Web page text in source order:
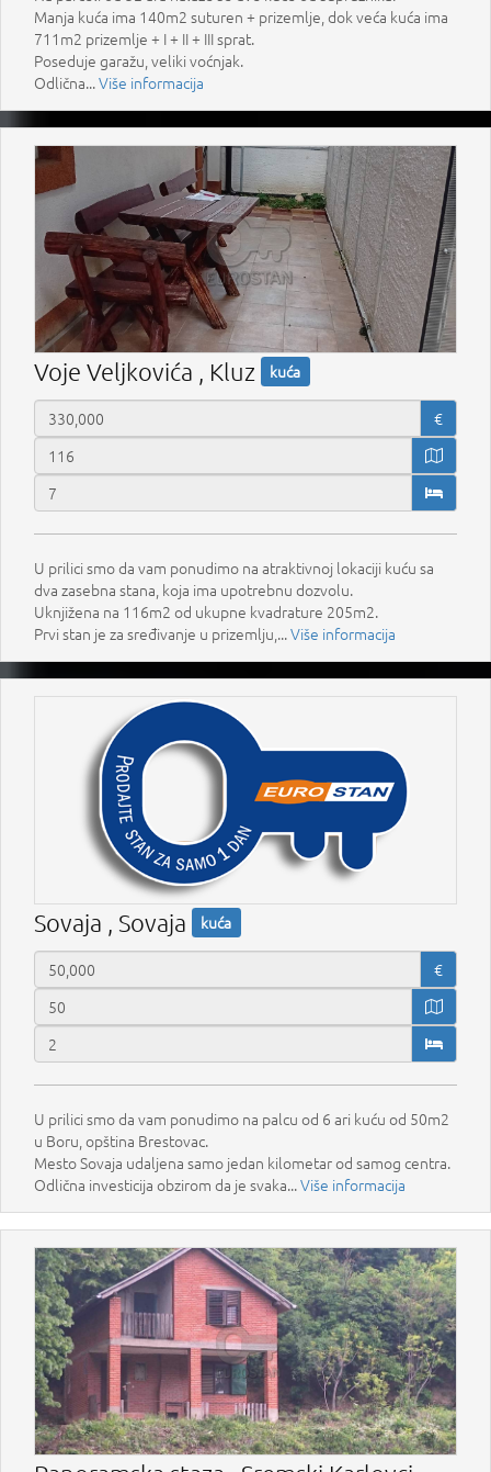
Manja kuća ima 140m2 suturen + prizemlje, dok veća kuća ima
711m2 prizemlje + I + II + III sprat.
Poseduje garažu, veliki voćnjak.
Odlična...Više informacija
Voje Veljkovića , Kluz kuća
€
U prilici smo da vam ponudimo na atraktivnoj lokaciji kuću sa
dva zasebna stana, koja ima upotrebnu dozvolu.
Uknjižena na 116m2 od ukupne kvadrature 205m2.
Prvi stan je za sređivanje u prizemlju,...Više informacija
Sovaja , Sovaja kuća
€
U prilici smo da vam ponudimo na palcu od 6 ari kuću od 50m2
u Boru, opština Brestovac.
Mesto Sovaja udaljena samo jedan kilometar od samog centra.
Odlična investicija obzirom da je svaka...Više informacija